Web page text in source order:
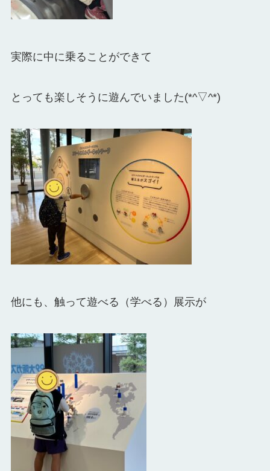
実際に中に乗ることができて
とっても楽しそうに遊んでいました(*^▽^*)
他にも、触って遊べる（学べる）展示が